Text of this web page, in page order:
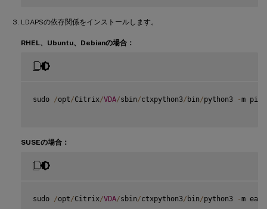
LDAPSの依存関係をインストールします。
RHEL、Ubuntu、Debianの場合：
sudo /opt/Citrix/VDA/sbin/ctxpython3/ bin/python3 -m
SUSEの場合：
sudo /opt/Citrix/VDA/sbin/ctxpython3/ bin/python3 -m